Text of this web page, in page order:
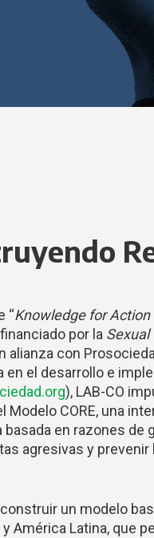
“Knowledge for
financiado por la Sexual
alianza con
en el desarrollo e
), LAB-CO
Modelo CORE, una
en razones
agresivas y
un modelo
América Latina, que